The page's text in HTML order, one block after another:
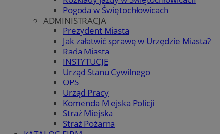
Pogoda w Świętochłowicach
ADMINISTRACJA
Prezydent Miasta
Jak załatwić sprawę w Urzędzie Miasta?
Rada Miasta
INSTYTUCJE
Urząd Stanu Cywilnego
OPS
Urząd Pracy
Komenda Miejska Policji
Straż Miejska
Straż Pożarna